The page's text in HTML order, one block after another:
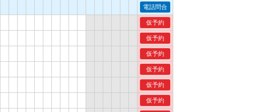
電話問合
仮予約
仮予約
仮予約
仮予約
仮予約
仮予約